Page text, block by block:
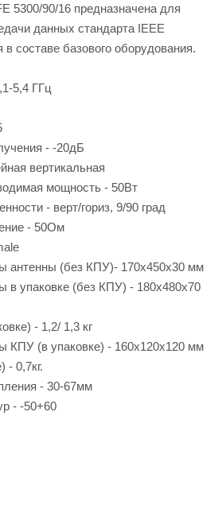
5300/90/16 предназначена для
данных стандарта IEEE
составе базового оборудования.
5,4 ГГц
- -20дБ
вертикальная
мощность - 50Вт
- верт/гориз, 9/90 град
- 50Ом
антенны (без КПУ)- 170х450х30 мм
в упаковке (без КПУ) - 180х480х70
- 1,2/ 1,3 кг
КПУ (в упаковке) - 160х120х120 мм
0,7кг.
- 30-67мм
- -50+60